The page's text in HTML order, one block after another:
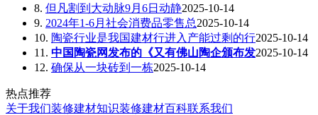
8. 但凡割到大动脉9月6日动静2025-10-14
9. 2024年1-6月社会消费品零售总2025-10-14
10. 陶瓷行业是我国建材行进入产能过剩的行2025-10-14
11. 中国陶瓷网发布的《又有佛山陶企颁布发2025-10-14
12. 确保从一块砖到一栋2025-10-14
热点推荐
关于我们装修建材知识装修建材百科联系我们